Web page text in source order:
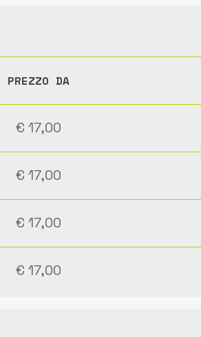
PREZZO DA
€ 17,00
€ 17,00
€ 17,00
€ 17,00